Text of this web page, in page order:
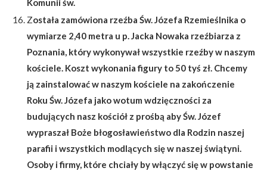
Komunii św.
Została zamówiona rzeźba Św. Józefa Rzemieślnika o
wymiarze 2,40 metra u p. Jacka Nowaka rzeźbiarza z
Poznania, który wykonywał wszystkie rzeźby w naszym
kościele. Koszt wykonania figury to 50 tyś zł. Chcemy
ją zainstalować w naszym kościele na zakończenie
Roku Św. Józefa jako wotum wdzięczności za
budujących nasz kościół z prośbą aby Św. Józef
wypraszał Boże błogosławieństwo dla Rodzin naszej
parafii i wszystkich modlących się w naszej świątyni.
Osoby i firmy, które chciały by włączyć się w powstanie